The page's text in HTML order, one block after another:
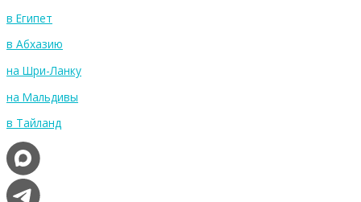
в Египет
в Абхазию
на Шри-Ланку
на Мальдивы
в Тайланд